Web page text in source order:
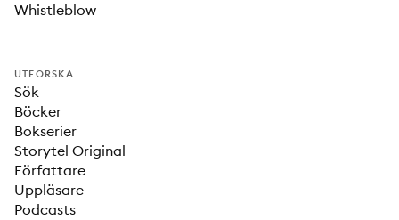
Whistleblow
UTFORSKA
Sök
Böcker
Bokserier
Storytel Original
Författare
Uppläsare
Podcasts